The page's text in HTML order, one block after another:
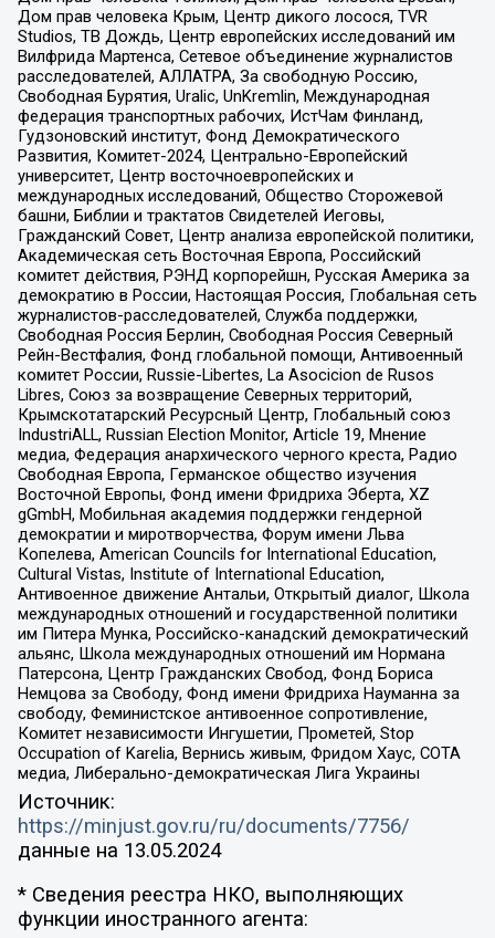
Дом прав человека Крым, Центр дикого лосося, TVR
Studios, ТВ Дождь, Центр европейских исследований им
Вилфрида Мартенса, Сетевое объединение журналистов
расследователей, АЛЛАТРА, За свободную Россию,
Свободная Бурятия, Uralic, UnKremlin, Международная
федерация транспортных рабочих, ИстЧам Финланд,
Гудзоновский институт, Фонд Демократического
Развития, Комитет-2024, Центрально-Европейский
университет, Центр восточноевропейских и
международных исследований, Общество Сторожевой
башни, Библии и трактатов Свидетелей Иеговы,
Гражданский Совет, Центр анализа европейской политики,
Академическая сеть Восточная Европа, Российский
комитет действия, РЭНД корпорейшн, Русская Америка за
демократию в России, Настоящая Россия, Глобальная сеть
журналистов-расследователей, Служба поддержки,
Свободная Россия Берлин, Свободная Россия Северный
Рейн-Вестфалия, Фонд глобальной помощи, Антивоенный
комитет России, Russie-Libertes, La Asocicion de Rusos
Libres, Союз за возвращение Северных территорий,
Крымскотатарский Ресурсный Центр, Глобальный союз
IndustriALL, Russian Election Monitor, Article 19, Мнение
медиа, Федерация анархического черного креста, Радио
Свободная Европа, Германское общество изучения
Восточной Европы, Фонд имени Фридриха Эберта, XZ
gGmbH, Мобильная академия поддержки гендерной
демократии и миротворчества, Форум имени Льва
Копелева, American Councils for International Education,
Cultural Vistas, Institute of International Education,
Антивоенное движение Антальи, Открытый диалог, Школа
международных отношений и государственной политики
им Питера Мунка, Российско-канадский демократический
альянс, Школа международных отношений им Нормана
Патерсона, Центр Гражданских Свобод, Фонд Бориса
Немцова за Свободу, Фонд имени Фридриха Науманна за
свободу, Феминистское антивоенное сопротивление,
Комитет независимости Ингушетии, Прометей, Stop
Occupation of Karelia, Вернись живым, Фридом Хаус, СОТА
медиа, Либерально-демократическая Лига Украины
Источник:
https://minjust.gov.ru/ru/documents/7756/
данные на 13.05.2024
* Сведения реестра НКО, выполняющих
функции иностранного агента: